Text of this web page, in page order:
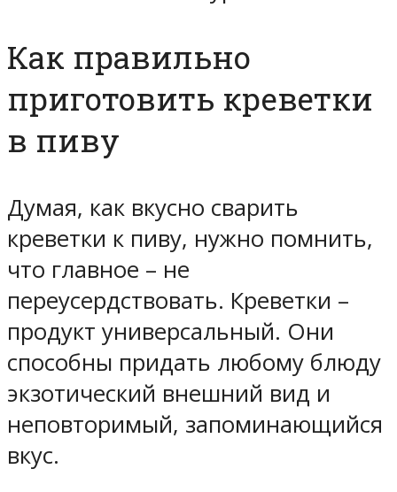
Как правильно
приготовить креветки
в пиву
Думая, как вкусно сварить
креветки к пиву, нужно помнить,
что главное – не
переусердствовать. Креветки –
продукт универсальный. Они
способны придать любому блюду
экзотический внешний вид и
неповторимый, запоминающийся
вкус.